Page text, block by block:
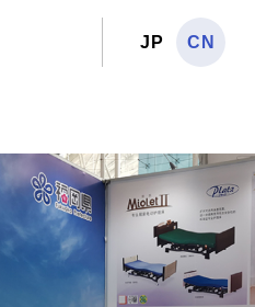
JP CN